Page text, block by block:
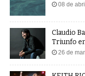
08 de
Claudio
Triunfo
26 de